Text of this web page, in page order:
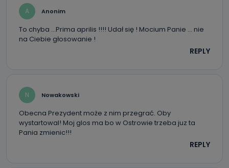
A Anonim
To chyba …Prima aprilis !!!! Udał się ! Mocium Panie … nie
na Ciebie głosowanie !
REPLY
N Nowakowski
Obecna Prezydent może z nim przegrać. Oby
wystartowal! Moj glos ma bo w Ostrowie trzeba juz ta
Pania zmienic!!!
REPLY